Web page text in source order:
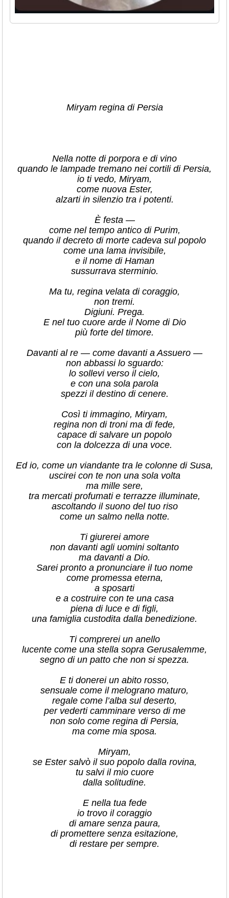
Miryam regina di Persia
Nella notte di porpora e di vino
quando le lampade tremano nei cortili di Persia,
io ti vedo, Miryam,
come nuova Ester,
alzarti in silenzio tra i potenti.
È festa —
come nel tempo antico di Purim,
quando il decreto di morte cadeva sul popolo
come una lama invisibile,
e il nome di Haman
sussurrava sterminio.
Ma tu, regina velata di coraggio,
non tremi.
Digiuni. Prega.
E nel tuo cuore arde il Nome di Dio
più forte del timore.
Davanti al re — come davanti a Assuero —
non abbassi lo sguardo:
lo sollevi verso il cielo,
e con una sola parola
spezzi il destino di cenere.
Così ti immagino, Miryam,
regina non di troni ma di fede,
capace di salvare un popolo
con la dolcezza di una voce.
Ed io, come un viandante tra le colonne di Susa,
uscirei con te non una sola volta
ma mille sere,
tra mercati profumati e terrazze illuminate,
ascoltando il suono del tuo riso
come un salmo nella notte.
Ti giurerei amore
non davanti agli uomini soltanto
ma davanti a Dio.
Sarei pronto a pronunciare il tuo nome
come promessa eterna,
a sposarti
e a costruire con te una casa
piena di luce e di figli,
una famiglia custodita dalla benedizione.
Ti comprerei un anello
lucente come una stella sopra Gerusalemme,
segno di un patto che non si spezza.
E ti donerei un abito rosso,
sensuale come il melograno maturo,
regale come l’alba sul deserto,
per vederti camminare verso di me
non solo come regina di Persia,
ma come mia sposa.
Miryam,
se Ester salvò il suo popolo dalla rovina,
tu salvi il mio cuore
dalla solitudine.
E nella tua fede
io trovo il coraggio
di amare senza paura,
di promettere senza esitazione,
di restare per sempre.